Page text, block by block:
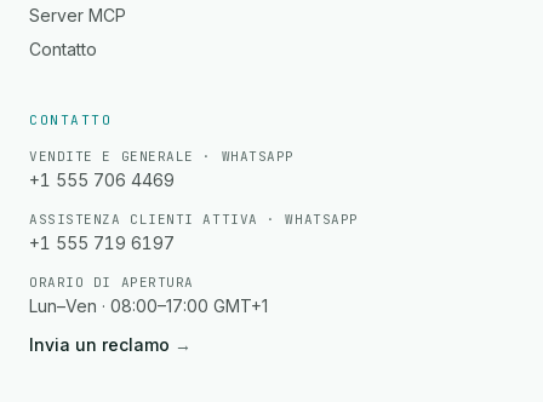
Server MCP
Contatto
CONTATTO
VENDITE E GENERALE · WHATSAPP
+1 555 706 4469
ASSISTENZA CLIENTI ATTIVA · WHATSAPP
+1 555 719 6197
ORARIO DI APERTURA
Lun–Ven · 08:00–17:00 GMT+1
Invia un reclamo →